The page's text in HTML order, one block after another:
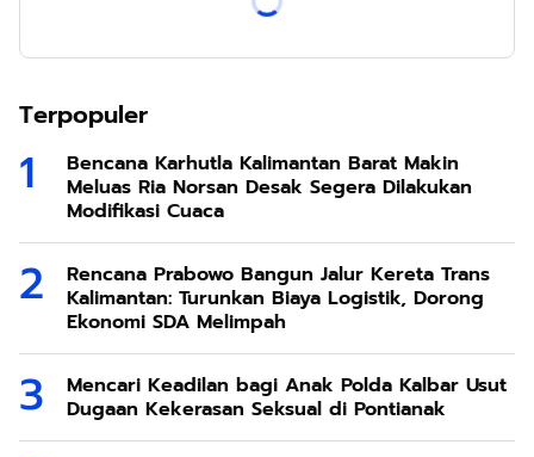
Terpopuler
Bencana Karhutla Kalimantan Barat Makin
Meluas Ria Norsan Desak Segera Dilakukan
Modifikasi Cuaca
Rencana Prabowo Bangun Jalur Kereta Trans
Kalimantan: Turunkan Biaya Logistik, Dorong
Ekonomi SDA Melimpah
Mencari Keadilan bagi Anak Polda Kalbar Usut
Dugaan Kekerasan Seksual di Pontianak